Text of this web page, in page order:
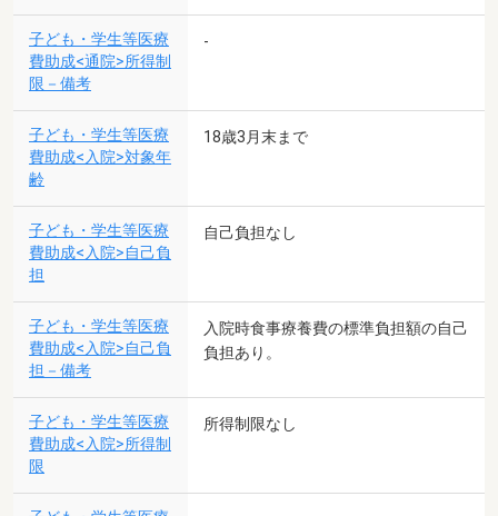
子ども・学生等医療
費助成<通院>所得制
限－備考
-
子ども・学生等医療
費助成<入院>対象年
齢
18歳3月末まで
子ども・学生等医療
費助成<入院>自己負
担
自己負担なし
子ども・学生等医療
費助成<入院>自己負
担－備考
入院時食事療養費の標準負担額の自己
負担あり。
子ども・学生等医療
費助成<入院>所得制
限
所得制限なし